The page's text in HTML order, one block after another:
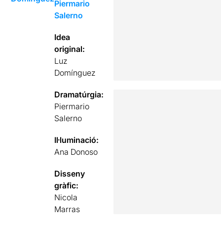
Piermario
Salerno
Idea
original:
Luz
Domínguez
Dramatúrgia:
Piermario
Salerno
Il·luminació:
Ana Donoso
Disseny
gràfic:
Nicola
Marras